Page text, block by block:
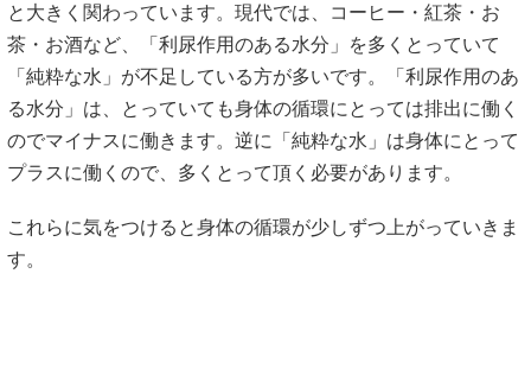
と大きく関わっています。現代では、コーヒー・紅茶・お
茶・お酒など、「利尿作用のある水分」を多くとっていて
「純粋な水」が不足している方が多いです。「利尿作用のあ
る水分」は、とっていても身体の循環にとっては排出に働く
のでマイナスに働きます。逆に「純粋な水」は身体にとって
プラスに働くので、多くとって頂く必要があります。
これらに気をつけると身体の循環が少しずつ上がっていきま
す。